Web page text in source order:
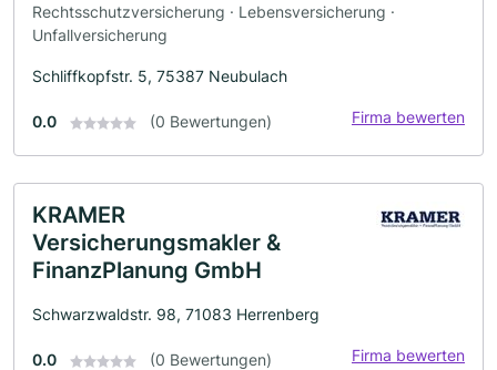
Rechtsschutzversicherung · Lebensversicherung ·
Unfallversicherung
Schliffkopfstr. 5, 75387 Neubulach
0.0 (0 Bewertungen) Firma bewerten
KRAMER
Versicherungsmakler &
FinanzPlanung GmbH
Schwarzwaldstr. 98, 71083 Herrenberg
0.0 (0 Bewertungen) Firma bewerten